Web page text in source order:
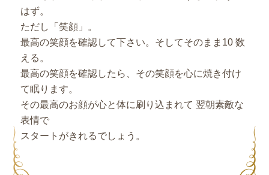
はず。
ただし「笑顔」。
最高の笑顔を確認して下さい。そしてそのまま10 数
える。
最高の笑顔を確認したら、その笑顔を心に焼き付け
て眠ります。
その最高のお顔が心と体に刷り込まれて 翌朝素敵な
表情で
スタートがきれるでしょう。